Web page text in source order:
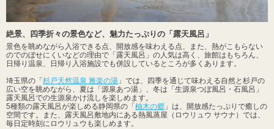
絶景、四季折々の景色など、魅力たっぷりの「露天風呂」
景色を眺めながら入浴できる点、開放感を味わえる点、また、熱がこもらない
のでのぼせにくいなどの理由で「露天風呂」の人気は高く、旅館はもちろん、
日帰り温泉、日帰り入浴施設でも併設しているところが多くあります。
埼玉県の「 杉戸天然温泉 雅楽の湯 」では、四季を通じて味わえる自然と杉戸の
広い空を眺めながら、夏は「源泉あつ湯」、冬は「生源泉つぼ風呂・石風呂」
露天風呂での生源泉かけ流しを楽しめます。
5種類の露天風呂が楽しめる静岡県の「 柚木の郷 」は、開放感たっぷりで癒しの
空間です。また、露天風呂敷地内にある熱風蒸屋（ロウリュウ サウナ）では、
毎日定時刻にロウリュウも楽しめます。